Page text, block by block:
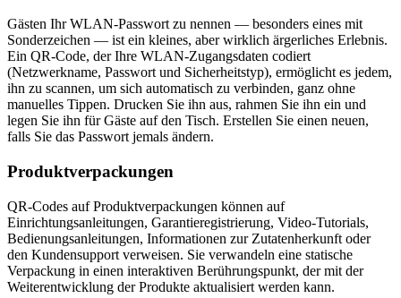
Gästen Ihr WLAN-Passwort zu nennen — besonders eines mit
Sonderzeichen — ist ein kleines, aber wirklich ärgerliches Erlebnis.
Ein QR-Code, der Ihre WLAN-Zugangsdaten codiert
(Netzwerkname, Passwort und Sicherheitstyp), ermöglicht es jedem,
ihn zu scannen, um sich automatisch zu verbinden, ganz ohne
manuelles Tippen. Drucken Sie ihn aus, rahmen Sie ihn ein und
legen Sie ihn für Gäste auf den Tisch. Erstellen Sie einen neuen,
falls Sie das Passwort jemals ändern.
Produktverpackungen
QR-Codes auf Produktverpackungen können auf
Einrichtungsanleitungen, Garantieregistrierung, Video-Tutorials,
Bedienungsanleitungen, Informationen zur Zutatenherkunft oder
den Kundensupport verweisen. Sie verwandeln eine statische
Verpackung in einen interaktiven Berührungspunkt, der mit der
Weiterentwicklung der Produkte aktualisiert werden kann.